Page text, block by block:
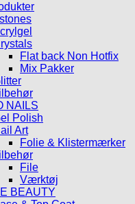
Flat back Non Hotfix
Mix Pakker
NAILS
Polish
Art
Folie & Klistermærker
File
Værktøj
BEAUTY